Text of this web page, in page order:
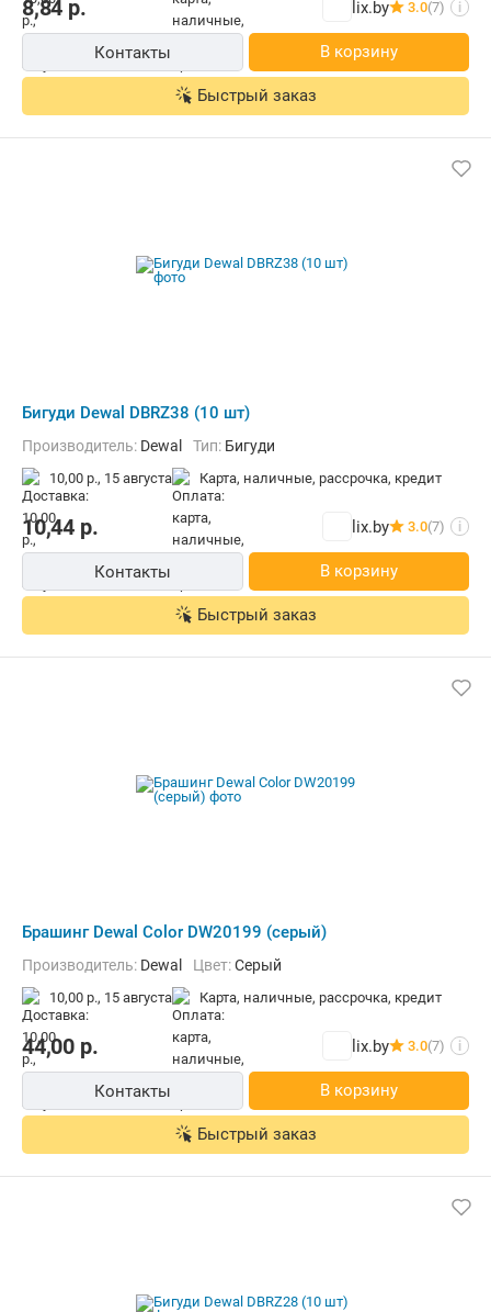
8,84 р. lix.by 3.0(7) i
Контакты В корзину
Быстрый заказ
Бигуди Dewal DBRZ38 (10 шт)
Производитель: Dewal Тип: Бигуди
10,00 р., 15 августа карта, наличные, рассрочка, кредит
10,44 р. lix.by 3.0(7) i
Контакты В корзину
Быстрый заказ
Брашинг Dewal Color DW20199 (серый)
Производитель: Dewal Цвет:Серый
10,00 р., 15 августа карта, наличные, рассрочка, кредит
44,00 р. lix.by 3.0(7) i
Контакты В корзину
Быстрый заказ